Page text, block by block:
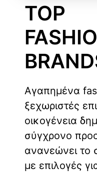
TOP
Αγαπημένα
ξεχωριστές
οικογένεια
σύγχρονο
ανανεώνει το
με επιλογές